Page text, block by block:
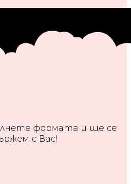
формата и ще се
с Вас!